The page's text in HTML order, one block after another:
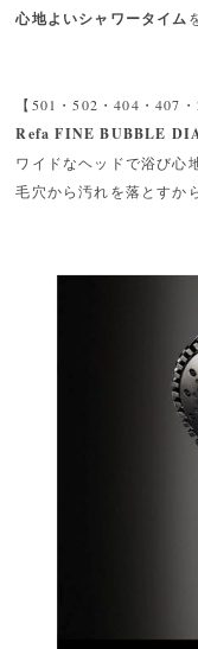
心地よいシャワータイム
【501・502・404・407・
Refa FINE BUBBLE
ワイドなヘッドで浴び心
毛穴から汚れを落とすか